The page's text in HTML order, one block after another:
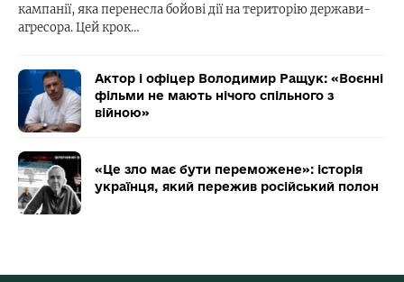
кампанії, яка перенесла бойові дії на територію держави-
агресора. Цей крок…
Актор і офіцер Володимир Ращук: «Воєнні
фільми не мають нічого спільного з
війною»
«Це зло має бути переможене»: історія
українця, який пережив російський полон